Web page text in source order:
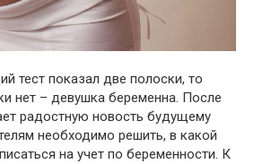
тест показал две полоски, то
нет – девушка беременна. После
радостную новость будущему
необходимо решить, в какой
на учет по беременности. К